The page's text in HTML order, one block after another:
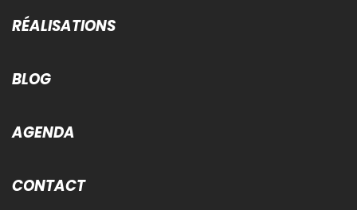
RÉALISATIONS
BLOG
AGENDA
CONTACT